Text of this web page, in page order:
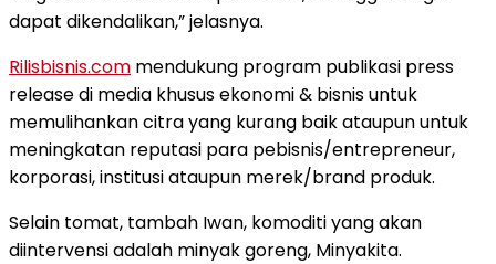
dapat dikendalikan,” jelasnya.
Rilisbisnis.com mendukung program publikasi press
release di media khusus ekonomi & bisnis untuk
memulihankan citra yang kurang baik ataupun untuk
meningkatan reputasi para pebisnis/entrepreneur,
korporasi, institusi ataupun merek/brand produk.
Selain tomat, tambah Iwan, komoditi yang akan
diintervensi adalah minyak goreng, Minyakita.